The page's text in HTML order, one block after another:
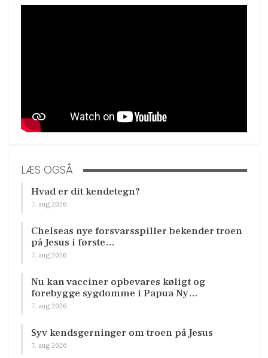
LÆS OGSÅ
Hvad er dit kendetegn?
7. aug 2026
Chelseas nye forsvarsspiller bekender troen
på Jesus i første…
7. aug 2026
Nu kan vacciner opbevares køligt og
forebygge sygdomme i Papua Ny…
7. aug 2026
Syv kendsgerninger om troen på Jesus
7. aug 2026